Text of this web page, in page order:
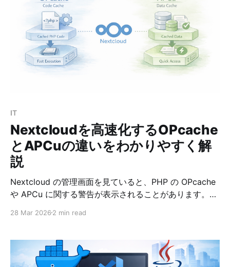
身についたか確認するためのテスト ラムダ式とは まず
は、無名クラスとの違いを見るとイメージしやすいで
す。 無名クラスで Runnable を書くと次のようになりま
す。 Runnable r = new Runnable() { @Override public
void run() { System.out.println("Hello"); } }; これをラム
ダ式で書くと、次のように短くできます。 Runnable
IT
Nextcloudを高速化するOPcache
とAPCuの違いをわかりやすく解
説
Nextcloud の管理画面を見ていると、PHP の OPcache
や APCu に関する警告が表示されることがあります。
interned_strings_buffer が不足している * メモリキャッ
たりは「名前は聞いたことがあるけれど、何が違うのか
わかりにくい」と感じやすいポイントです。 この記事で
28 Mar 2026 2 min read